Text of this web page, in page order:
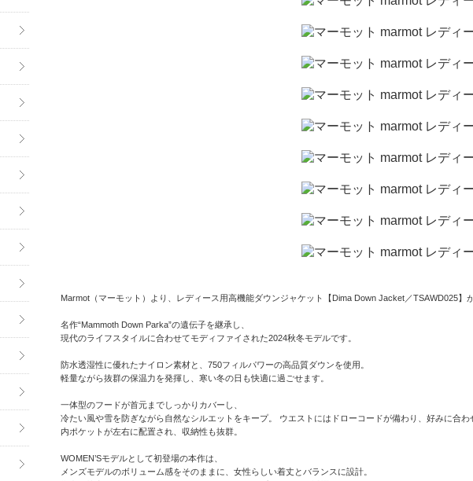
Marmot（マーモット）より、レディース用高機能ダウンジャケット【Dima Down Jacket／TSAWD025】が
名作“Mammoth Down Parka”の遺伝子を継承し、
現代のライフスタイルに合わせてモディファイされた2024秋冬モデルです。
防水透湿性に優れたナイロン素材と、750フィルパワーの高品質ダウンを使用。
軽量ながら抜群の保温力を発揮し、寒い冬の日も快適に過ごせます。
一体型のフードが首元までしっかりカバーし、
冷たい風や雪を防ぎながら自然なシルエットをキープ。 ウエストにはドローコードが備わり、好みに合わ
内ポケットが左右に配置され、収納性も抜群。
WOMEN’Sモデルとして初登場の本作は、
メンズモデルのボリューム感をそのままに、女性らしい着丈とバランスに設計。